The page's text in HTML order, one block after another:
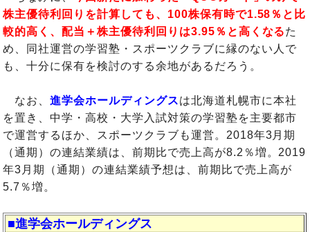
株主優待利回りを計算しても、100株保有時で1.58％と比
較的高く、配当＋株主優待利回りは3.95％と高くなるた
め、同社運営の学習塾・スポーツクラブに縁のない人で
も、十分に保有を検討のする余地があるだろう。
なお、進学会ホールディングスは北海道札幌市に本社
を置き、中学・高校・大学入試対策の学習塾を主要都市
で運営するほか、スポーツクラブも運営。2018年3月期
（通期）の連結業績は、前期比で売上高が8.2％増。2019
年3月期（通期）の連結業績予想は、前期比で売上高が
5.7％増。
■進学会ホールディングス